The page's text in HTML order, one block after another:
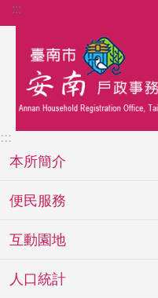
跳到主要內容區塊
:::
:::
本所簡介
便民服務
互動園地
人口統計